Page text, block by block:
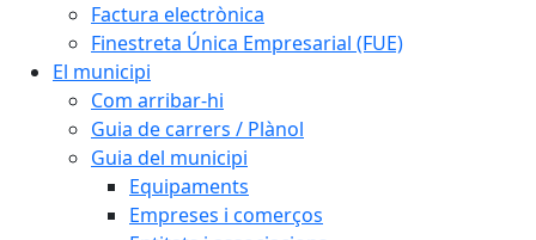
Factura electrònica
Finestreta Única Empresarial (FUE)
El municipi
Com arribar-hi
Guia de carrers / Plànol
Guia del municipi
Equipaments
Empreses i comerços